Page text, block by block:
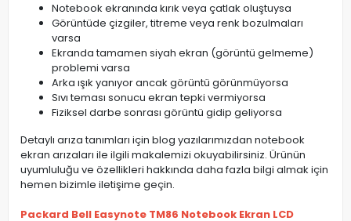
Notebook ekranında kırık veya çatlak oluştuysa
Görüntüde çizgiler, titreme veya renk bozulmaları
varsa
Ekranda tamamen siyah ekran (görüntü gelmeme)
problemi varsa
Arka ışık yanıyor ancak görüntü görünmüyorsa
Sıvı teması sonucu ekran tepki vermiyorsa
Fiziksel darbe sonrası görüntü gidip geliyorsa
Detaylı arıza tanımları için blog yazılarımızdan notebook
ekran arızaları ile ilgili makalemizi okuyabilirsiniz. Ürünün
uyumluluğu ve özellikleri hakkında daha fazla bilgi almak için
hemen bizimle iletişime geçin.
Packard Bell Easynote TM86 Notebook Ekran LCD